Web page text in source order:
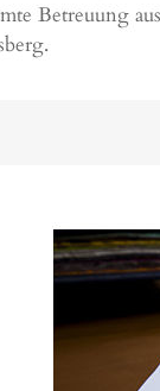
Betreuung
.